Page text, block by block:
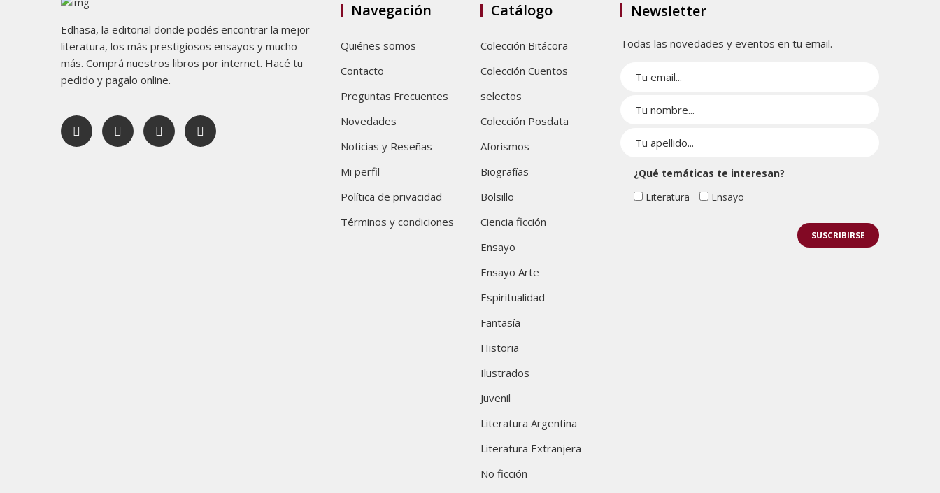
Edhasa, la editorial donde podés encontrar la mejor
literatura, los más prestigiosos ensayos y mucho
más. Comprá nuestros libros por internet. Hacé tu
pedido y pagalo online.
Navegación
Quiénes somos
Contacto
Preguntas Frecuentes
Novedades
Noticias y Reseñas
Mi perfil
Política de privacidad
Términos y condiciones
Catálogo
Colección Bitácora
Colección Cuentos
selectos
Colección Posdata
Aforismos
Biografías
Bolsillo
Ciencia ficción
Ensayo
Ensayo Arte
Espiritualidad
Fantasía
Historia
Ilustrados
Juvenil
Literatura Argentina
Literatura Extranjera
No ficción
Newsletter
Todas las novedades y eventos en tu email.
¿Qué temáticas te interesan?
Literatura
Ensayo